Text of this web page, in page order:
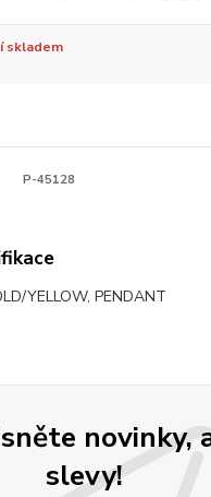
skladem
P-45128
YELLOW, PENDANT
novinky,
slevy!